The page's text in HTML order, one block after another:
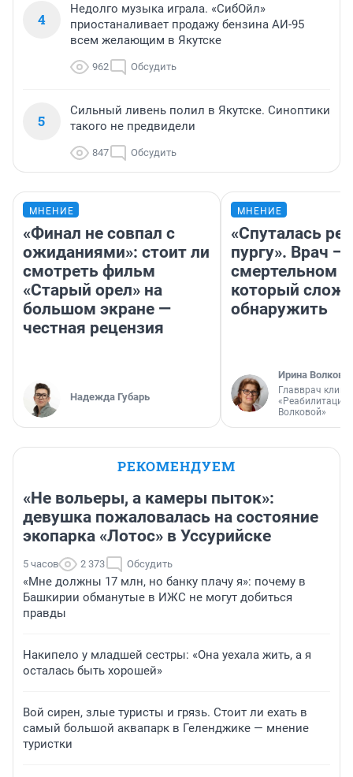
4
Недолго музыка играла. «СибОйл»
приостаналивает продажу бензина АИ-95
всем желающим в Якутске
962 Обсудить
5
Сильный ливень полил в Якутске. Синоптики
такого не предвидели
847 Обсудить
МНЕНИЕ
«Финал не совпал с
ожиданиями»: стоит ли
смотреть фильм
«Старый орел» на
большом экране —
честная рецензия
Надежда Губарь
МНЕНИЕ
«Спуталась
пургу». Врач —
смертельном
который
обнаружить
Ирина Волкова
Главврач
«Реабилитация
Волковой»
РЕКОМЕНДУЕМ
«Не вольеры, а камеры пыток»:
девушка пожаловалась на состояние
экопарка «Лотос» в Уссурийске
5 часов 2 373 Обсудить
«Мне должны 17 млн, но банку плачу я»: почему в
Башкирии обманутые в ИЖС не могут добиться
правды
Накипело у младшей сестры: «Она уехала жить, а я
осталась быть хорошей»
Вой сирен, злые туристы и грязь. Стоит ли ехать в
самый большой аквапарк в Геленджике — мнение
туристки